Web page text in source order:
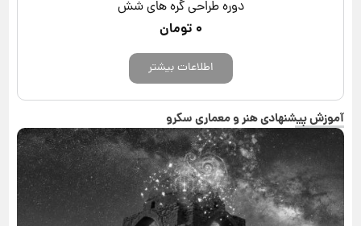
دوره طراحی گره های شش
۰ تومان
اطلاعات بیشتر
آموزش پیشنهادی هنر و معماری سکرو